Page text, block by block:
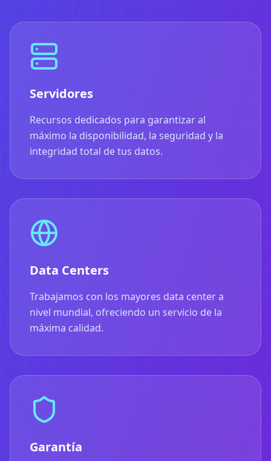
Servidores
Recursos dedicados para garantizar al
máximo la disponibilidad, la seguridad y la
integridad total de tus datos.
Data Centers
Trabajamos con los mayores data center a
nivel mundial, ofreciendo un servicio de la
máxima calidad.
Garantía